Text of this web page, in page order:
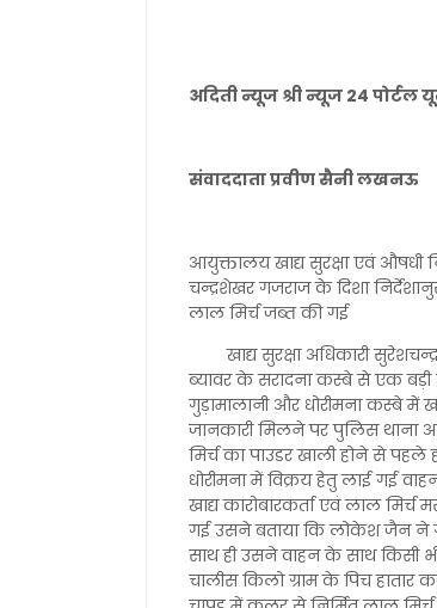
अदिती न्यूज श्री न्यूज 24
संवाददाता प्रवीण सैनी लखनऊ
आयुक्तालय खाद्य सुरक्षा एवं औषधी
चन्द्रशेखर गजराज के दिशा
लाल मिर्च जब्त की गई
खाद्य सुरक्षा अधिकारी
ब्यावर के सरादना कस्बे से एक बड़ी
गुड़ामालानी और धोरीमना कस्बे में
जानकारी मिलने पर पुलिस थाना
मिर्च का पाउडर खाली होने से
धोरीमना में विक्रय हेतु लाई गई
खाद्य कारोबारकर्ता एवं लाल
गई उसने बताया कि लोकेश जैन ने
साथ ही उसने वाहन के साथ किसी
चालीस किलो ग्राम के पिच